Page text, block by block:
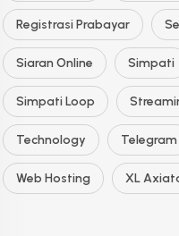
Registrasi Prabayar
Siaran Online Simpati
Simpati Loop
Technology Telegram
Web Hosting XL